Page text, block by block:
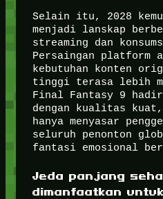
Selain itu, 2028
menjadi lanskap
streaming dan
Persaingan platform
kebutuhan konten
tinggi terasa lebih
Final Fantasy 9
dengan kualitas
hanya menyasar
seluruh penonton
fantasi emosional
Jeda panjang
dimanfaatkan